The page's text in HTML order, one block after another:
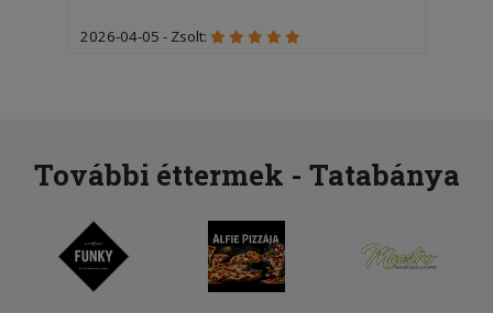
2026-04-05 - Zsolt:
Tiramisu adag nagy csalódás volt.
normál megszokott adag volt a másik
pedig kisebb mint a fele. Árban
ugyanannyit fizettem mindektőèrt!
További éttermek - Tatabánya